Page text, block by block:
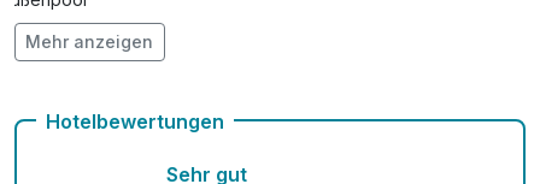
pro Stück
Vielseitiger Wellnessbereich
Mehr anzeigen
Hotelbewertungen
Sehr gut